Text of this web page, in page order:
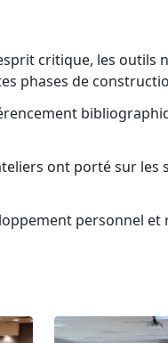
critique, les
phases de
ont porté sur
personnel